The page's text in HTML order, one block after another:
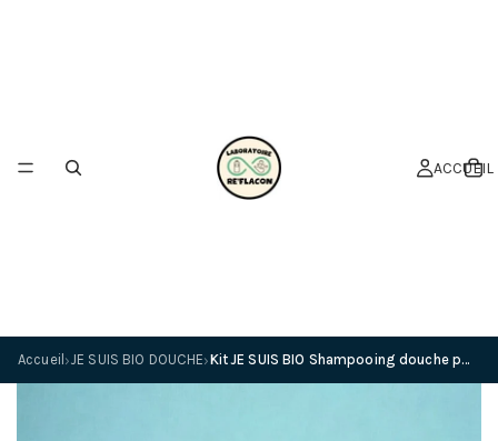
ACCUEIL
Accueil JE SUIS BIO DOUCHE Kit JE SUIS BIO Shampooing douche peaux sensibles - gel d'aloe vera 500ml + Flacon incassable 250 ml